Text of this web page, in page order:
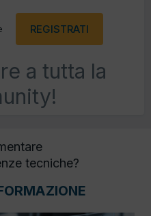
REGISTRATI
a tutta la
tecniche?